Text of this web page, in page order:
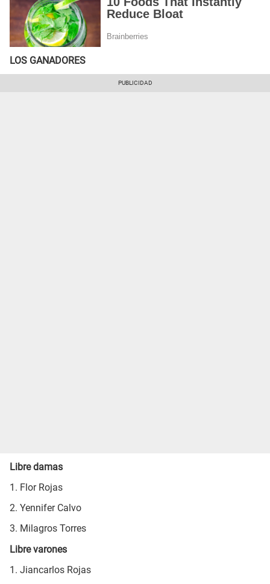
LOS GANADORES
Libre damas
1. Flor Rojas
2. Yennifer Calvo
3. Milagros Torres
Libre varones
1. Jiancarlos Rojas